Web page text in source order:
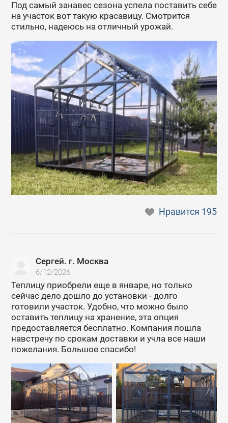
Под самый занавес сезона успела поставить себе
на участок вот такую красавицу. Смотрится
стильно, надеюсь на отличный урожай.
Нравится 195
Сергей. г. Москва
6/12/2026
Теплицу приобрели еще в январе, но только
сейчас дело дошло до установки - долго
готовили участок. Удобно, что можно было
оставить теплицу на хранение, эта опция
предоставляется бесплатно. Компания пошла
навстречу по срокам доставки и учла все наши
пожелания. Большое спасибо!